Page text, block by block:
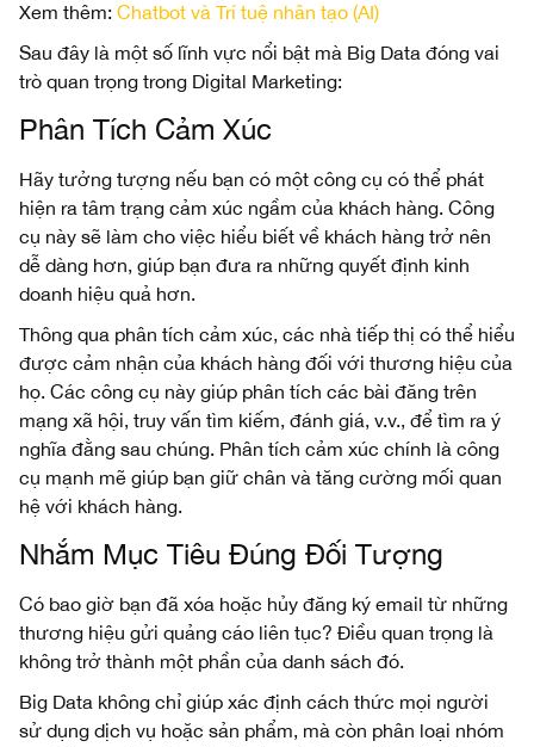
Xem thêm: Chatbot và Trí tuệ nhân tạo (AI)
Sau đây là một số lĩnh vực nổi bật mà Big Data đóng vai
trò quan trọng trong Digital Marketing:
Phân Tích Cảm Xúc
Hãy tưởng tượng nếu bạn có một công cụ có thể phát
hiện ra tâm trạng cảm xúc ngầm của khách hàng. Công
cụ này sẽ làm cho việc hiểu biết về khách hàng trở nên
dễ dàng hơn, giúp bạn đưa ra những quyết định kinh
doanh hiệu quả hơn.
Thông qua phân tích cảm xúc, các nhà tiếp thị có thể hiểu
được cảm nhận của khách hàng đối với thương hiệu của
họ. Các công cụ này giúp phân tích các bài đăng trên
mạng xã hội, truy vấn tìm kiếm, đánh giá, v.v., để tìm ra ý
nghĩa đằng sau chúng. Phân tích cảm xúc chính là công
cụ mạnh mẽ giúp bạn giữ chân và tăng cường mối quan
hệ với khách hàng.
Nhắm Mục Tiêu Đúng Đối Tượng
Có bao giờ bạn đã xóa hoặc hủy đăng ký email từ những
thương hiệu gửi quảng cáo liên tục? Điều quan trọng là
không trở thành một phần của danh sách đó.
Big Data không chỉ giúp xác định cách thức mọi người
sử dụng dịch vụ hoặc sản phẩm, mà còn phân loại nhóm